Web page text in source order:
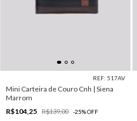
REF: 517AV
Mini Carteira de Couro Cnh | Siena
Marrom
R$104,25
R$139,00 -25%OFF